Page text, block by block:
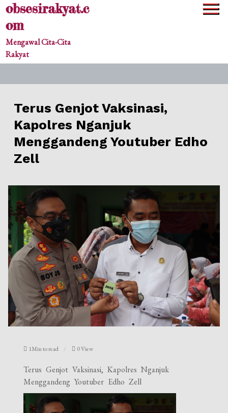
Skipobsesirakyat.c
om
Mengawal Cita-Cita
Rakyat
Terus Genjot Vaksinasi,
Kapolres Nganjuk
Menggandeng Youtuber Edho
Zell
1Min to read 0 View
Terus Genjot Vaksinasi, Kapolres Nganjuk
Menggandeng Youtuber Edho Zell